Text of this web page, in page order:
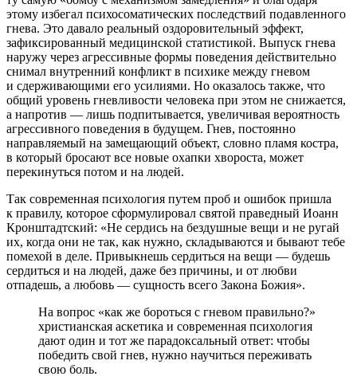
этому избегал психосоматических последствий подавленного
гнева. Это давало реальный оздоровительный эффект,
зафиксированный медицинской статистикой. Выпуск гнева
наружу через агрессивные формы поведения действительно
снимал внутренний конфликт в психике между гневом
и сдерживающими его усилиями. Но оказалось также, что
общий уровень гневливости человека при этом не снижается,
а напротив — лишь подпитывается, увеличивая вероятность
агрессивного поведения в будущем. Гнев, постоянно
направляемый на замещающий объект, словно пламя костра,
в который бросают все новые охапки хвороста, может
перекинуться потом и на людей.
Так современная психология путем проб и ошибок пришла
к правилу, которое сформулировал святой праведный Иоанн
Кронштадтский: «Не сердись на бездушные вещи и не ругай
их, когда они не так, как нужно, складываются и бывают тебе
помехой в деле. Привыкнешь сердиться на вещи — будешь
сердиться и на людей, даже без причины, и от любви
отпадешь, а любовь — сущность всего Закона Божия».
На вопрос «как же бороться с гневом правильно?»
христианская аскетика и современная психология
дают один и тот же парадоксальный ответ: чтобы
победить свой гнев, нужно научиться переживать
свою боль.